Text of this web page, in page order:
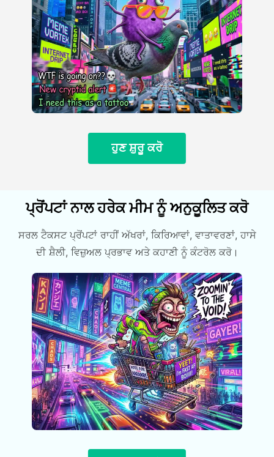
ਹੁਣ ਸ਼ੁਰੂ ਕਰੋ
ਪ੍ਰੋਂਪਟਾਂ ਨਾਲ ਹਰੇਕ ਮੀਮ ਨੂੰ ਅਨੁਕੂਲਿਤ ਕਰੋ
ਸਰਲ ਟੈਕਸਟ ਪ੍ਰੋਂਪਟਾਂ ਰਾਹੀਂ ਅੱਖਰਾਂ, ਕਿਰਿਆਵਾਂ, ਵਾਤਾਵਰਣਾਂ, ਹਾਸੇ
ਦੀ ਸ਼ੈਲੀ, ਵਿਜ਼ੁਅਲ ਪ੍ਰਭਾਵ ਅਤੇ ਕਹਾਣੀ ਨੂੰ ਕੰਟਰੋਲ ਕਰੋ।